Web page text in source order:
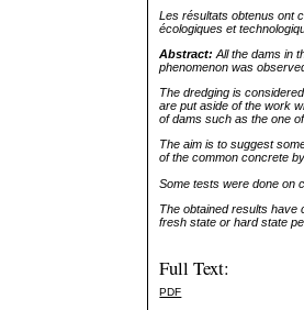
Les résultats obtenus ont
écologiques et
Abstract: All the dams in
phenomenon was
The dredging is
are put aside of the work
of dams such as the one
The aim is to suggest
of the common concrete
Some tests were done on
The obtained results have
fresh state or hard state
Full Text:
PDF